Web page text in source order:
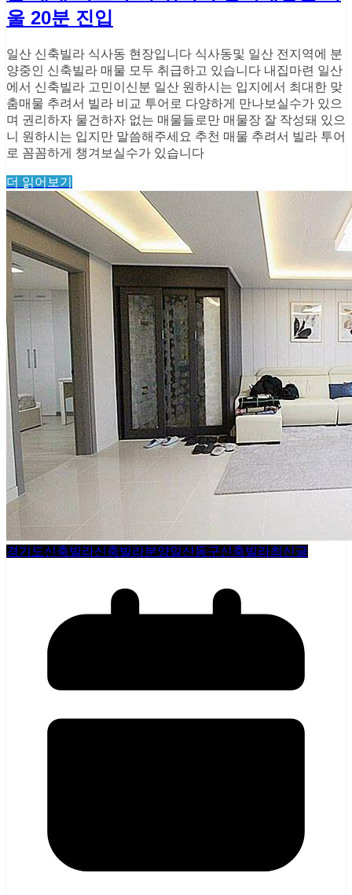
울 20분 진입
일산 신축빌라 식사동 현장입니다 식사동및 일산 전지역에 분
양중인 신축빌라 매물 모두 취급하고 있습니다 내집마련 일산
에서 신축빌라 고민이신분 일산 원하시는 입지에서 최대한 맞
춤매물 추려서 빌라 비교 투어로 다양하게 만나보실수가 있으
며 권리하자 물건하자 없는 매물들로만 매물장 잘 작성돼 있으
니 원하시는 입지만 말씀해주세요 추천 매물 추려서 빌라 투어
로 꼼꼼하게 챙겨보실수가 있습니다
더 읽어보기
경기도신축빌라신축빌라분양일산동구신축빌라최신글